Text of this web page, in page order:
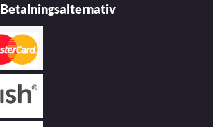
Betalningsalternativ